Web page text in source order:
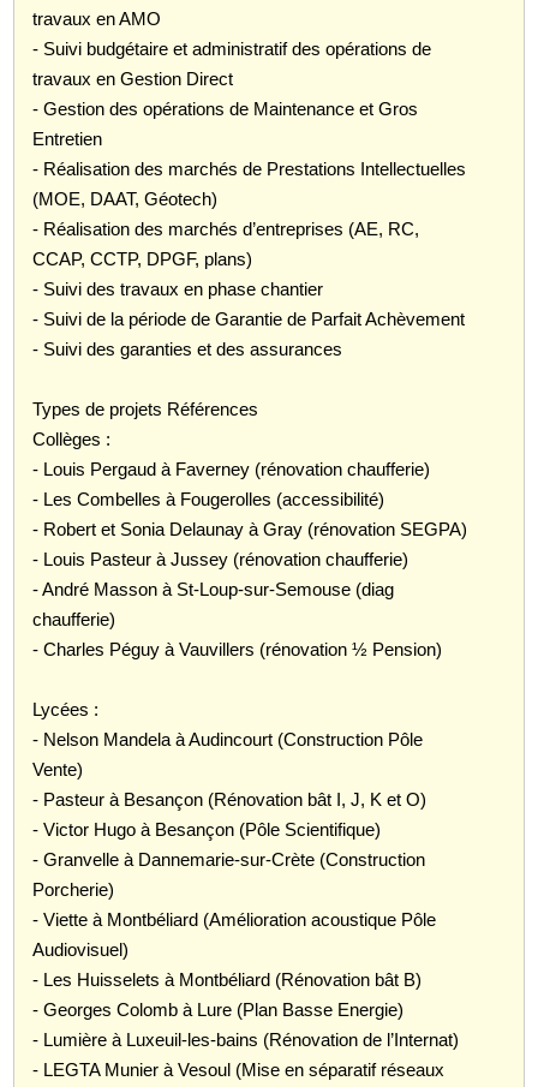
travaux en AMO
- Suivi budgétaire et administratif des opérations de
travaux en Gestion Direct
- Gestion des opérations de Maintenance et Gros
Entretien
- Réalisation des marchés de Prestations Intellectuelles
(MOE, DAAT, Géotech)
- Réalisation des marchés d’entreprises (AE, RC,
CCAP, CCTP, DPGF, plans)
- Suivi des travaux en phase chantier
- Suivi de la période de Garantie de Parfait Achèvement
- Suivi des garanties et des assurances
Types de projets Références
Collèges :
- Louis Pergaud à Faverney (rénovation chaufferie)
- Les Combelles à Fougerolles (accessibilité)
- Robert et Sonia Delaunay à Gray (rénovation SEGPA)
- Louis Pasteur à Jussey (rénovation chaufferie)
- André Masson à St-Loup-sur-Semouse (diag
chaufferie)
- Charles Péguy à Vauvillers (rénovation ½ Pension)
Lycées :
- Nelson Mandela à Audincourt (Construction Pôle
Vente)
- Pasteur à Besançon (Rénovation bât I, J, K et O)
- Victor Hugo à Besançon (Pôle Scientifique)
- Granvelle à Dannemarie-sur-Crète (Construction
Porcherie)
- Viette à Montbéliard (Amélioration acoustique Pôle
Audiovisuel)
- Les Huisselets à Montbéliard (Rénovation bât B)
- Georges Colomb à Lure (Plan Basse Energie)
- Lumière à Luxeuil-les-bains (Rénovation de l’Internat)
- LEGTA Munier à Vesoul (Mise en séparatif réseaux